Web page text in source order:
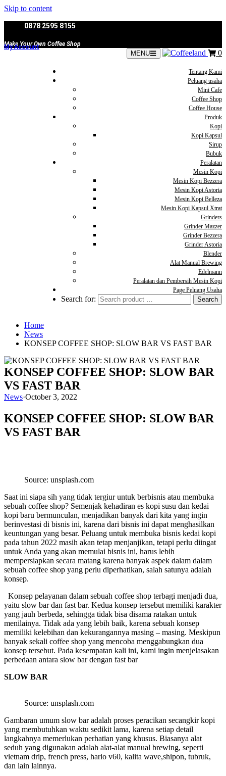
Skip to content
0878 2595 8155
Make Your Own Coffee Shop
My Account
MENU 0
Tentang Kami
Peluang usaha
Mini Cafe
Coffee Shop
Coffee House
Produk
Kopi
Kopi Kapsul
Sirup
Bubuk
Peralatan
Mesin Kopi
Mesin Kopi Bezzera
Mesin Kopi Astoria
Mesin Kopi Belleza
Mesin Kopi Kapsul Xtrat
Grinders
Grinder Mazzer
Grinder Bezzera
Grinder Astoria
Blender
Alat Manual Brewing
Edelmann
Peralatan dan Pembersih Mesin Kopi
Page Peluang Usaha
Search for:
Home
News
KONSEP COFFEE SHOP: SLOW BAR VS FAST BAR
KONSEP COFFEE SHOP: SLOW BAR
VS FAST BAR
News·October 3, 2022
KONSEP COFFEE SHOP: SLOW BAR
VS FAST BAR
Source: unsplash.com
Saat ini siapa sih yang tidak tergiur untuk berbisnis atau membuka
sebuah coffee shop? Semenjak kehadiran es kopi susu dan kedai
kopi baru bermunculan, menjadikan banyak dari kita yang ingin
berinvestasi di bisnis ini, karena dari bisnis ini dapat menghasilkan
keuntungan yang besar. Peluang untuk membuka bisnis kedai kopi
pada tahun 2022 masih akan tetap menjanjikan, tetapi perlu diingat
untuk Anda yang akan memulai bisnis ini, harus lebih
mempersiapkan secara matang karena banyak aspek dalam dalam
sebuah coffee shop yang perlu diperhatikan, salah satunya adalah
konsep.
Konsep pelayanan dalam sebuah coffee shop terbagi menjadi dua,
yaitu slow bar dan fast bar. Kedua konsep tersebut memiliki karakter
yang jauh berbeda, sehingga tidak bisa disama ratakan untuk
menilainya. Tidak ada yang lebih baik, karena sebuah konsep
memiliki kelebihan dan kekurangannya masing – masing. Meskipun
banyak sekali coffee shop yang mencoba menggabungkan dua
konsep tersebut. Pada kesempatan kali ini, kami ingin menjelasakan
perbedaan antara slow bar dengan fast bar
SLOW BAR
Source: unsplash.com
Gambaran umum slow bar adalah proses peracikan secangkir kopi
yang membutuhkan waktu sedikit lama, karena setiap detail
langkahnya memerlukan perhatian yang khusus. Biasanya alat
seduh yang digunakan adalah alat-alat manual brewing, seperti
vietnam drip, french press, hario v60, kalita wave,shipon, tubruk,
dan lain lainnya.